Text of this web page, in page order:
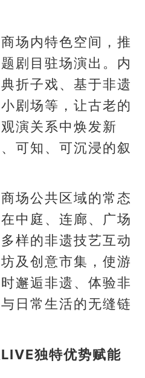
场内特色空间，推
剧目驻场演出。内
折子戏、基于非遗
剧场等，让古老的
演关系中焕发新
可知、可沉浸的叙
场公共区域的常态
中庭、连廊、广场
样的非遗技艺互动
及创意市集，使游
邂逅非遗、体验非
日常生活的无缝链
独特优势赋能